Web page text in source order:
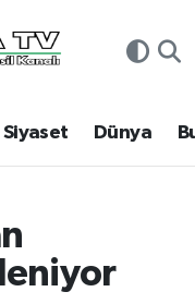
Siyaset Dünya